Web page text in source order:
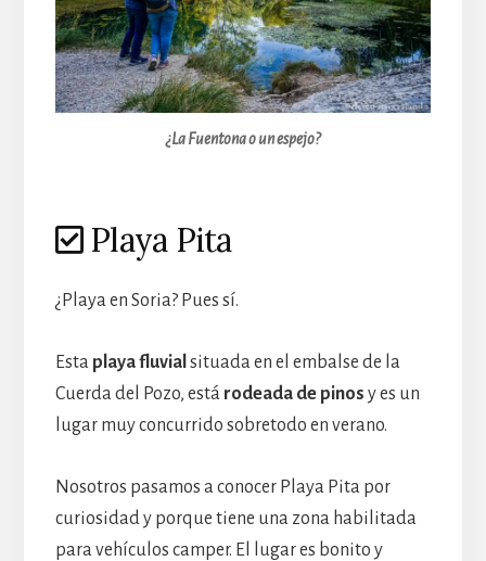
¿La Fuentona o un espejo?
Playa Pita
¿Playa en Soria? Pues sí.
Esta playa fluvial situada en el embalse de la
Cuerda del Pozo, está rodeada de pinos y es un
lugar muy concurrido sobretodo en verano.
Nosotros pasamos a conocer Playa Pita por
curiosidad y porque tiene una zona habilitada
para vehículos camper. El lugar es bonito y